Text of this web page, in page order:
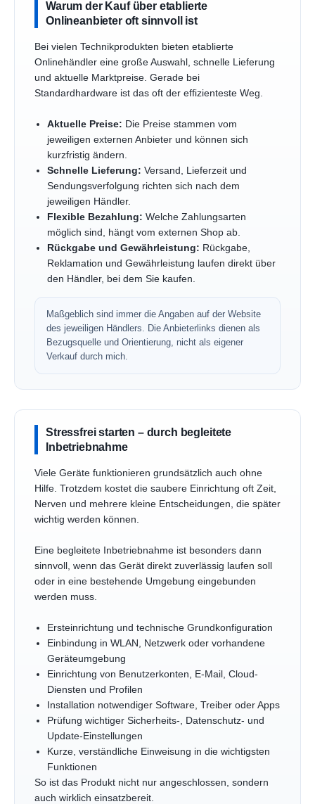
Warum der Kauf über etablierte
Onlineanbieter oft sinnvoll ist
Bei vielen Technikprodukten bieten etablierte
Onlinehändler eine große Auswahl, schnelle Lieferung
und aktuelle Marktpreise. Gerade bei
Standardhardware ist das oft der effizienteste Weg.
Aktuelle Preise: Die Preise stammen vom
jeweiligen externen Anbieter und können sich
kurzfristig ändern.
Schnelle Lieferung: Versand, Lieferzeit und
Sendungsverfolgung richten sich nach dem
jeweiligen Händler.
Flexible Bezahlung: Welche Zahlungsarten
möglich sind, hängt vom externen Shop ab.
Rückgabe und Gewährleistung: Rückgabe,
Reklamation und Gewährleistung laufen direkt über
den Händler, bei dem Sie kaufen.
Maßgeblich sind immer die Angaben auf der Website
des jeweiligen Händlers. Die Anbieterlinks dienen als
Bezugsquelle und Orientierung, nicht als eigener
Verkauf durch mich.
Stressfrei starten – durch begleitete
Inbetriebnahme
Viele Geräte funktionieren grundsätzlich auch ohne
Hilfe. Trotzdem kostet die saubere Einrichtung oft Zeit,
Nerven und mehrere kleine Entscheidungen, die später
wichtig werden können.
Eine begleitete Inbetriebnahme ist besonders dann
sinnvoll, wenn das Gerät direkt zuverlässig laufen soll
oder in eine bestehende Umgebung eingebunden
werden muss.
Ersteinrichtung und technische Grundkonfiguration
Einbindung in WLAN, Netzwerk oder vorhandene
Geräteumgebung
Einrichtung von Benutzerkonten, E-Mail, Cloud-
Diensten und Profilen
Installation notwendiger Software, Treiber oder Apps
Prüfung wichtiger Sicherheits-, Datenschutz- und
Update-Einstellungen
Kurze, verständliche Einweisung in die wichtigsten
Funktionen
So ist das Produkt nicht nur angeschlossen, sondern
auch wirklich einsatzbereit.